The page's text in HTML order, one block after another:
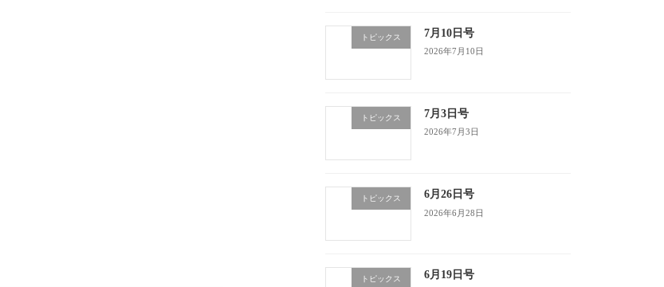
トピックス 7月10日号
2026年7月10日
トピックス 7月3日号
2026年7月3日
トピックス 6月26日号
2026年6月28日
トピックス 6月19日号